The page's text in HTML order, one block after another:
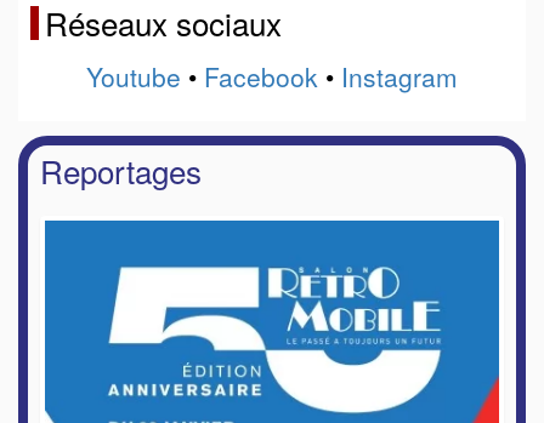
Réseaux sociaux
Youtube • Facebook • Instagram
Reportages